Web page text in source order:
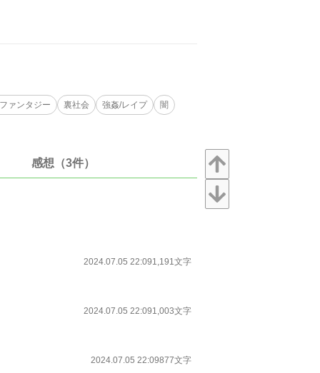
ァンタジー 裏社会 強姦/レイプ 闇
感想（3件）
2024.07.05 22:091,191文字
2024.07.05 22:091,003文字
2024.07.05 22:09877文字